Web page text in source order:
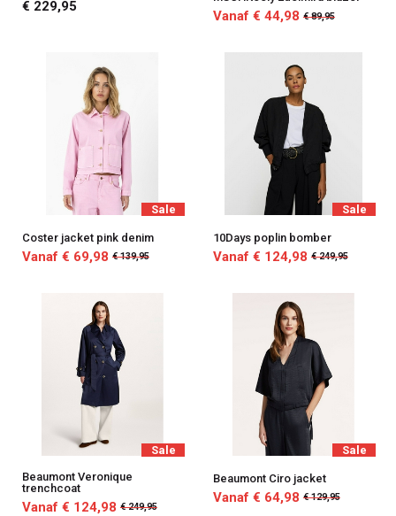
€ 229,95
Vanaf € 44,98 € 89,95
Sale
Coster jacket pink denim
Vanaf € 69,98 € 139,95
Sale
10Days poplin bomber
Vanaf € 124,98 € 249,95
Sale
Beaumont Veronique
trenchcoat
Vanaf € 124,98 € 249,95
Sale
Beaumont Ciro jacket
Vanaf € 64,98 € 129,95